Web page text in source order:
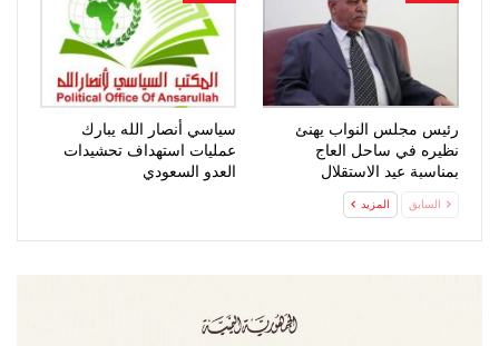
رئيس مجلس النواب يهنئ
نظيره في ساحل العاج
بمناسبة عيد الاستقلال
سياسي أنصار الله يبارك
عمليات استهداف تحشيدات
العدو السعودي
السابق المزيد